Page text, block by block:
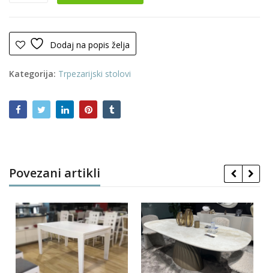
količina
Dodaj na popis želja
Kategorija: Trpezarijski stolovi
Povezani artikli